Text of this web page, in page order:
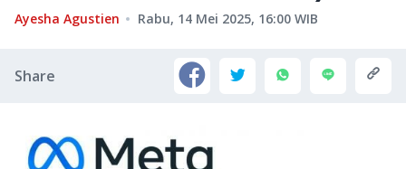
Ayesha Agustien Rabu, 14 Mei 2025, 16:00 WIB
Share